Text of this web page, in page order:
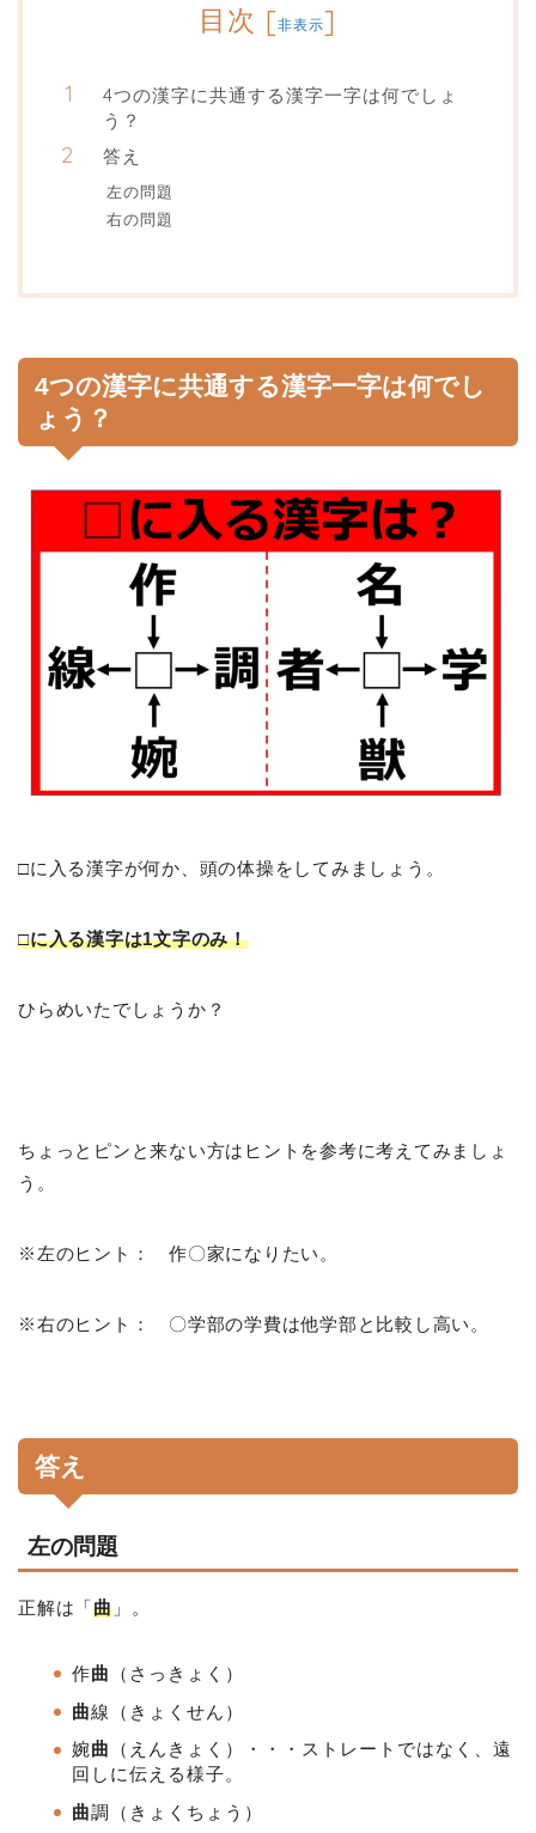
目次 [非表示]
4つの漢字に共通する漢字一字は何でしょ
う？
答え
左の問題
右の問題
4つの漢字に共通する漢字一字は何でし
ょう？
□に入る漢字が何か、頭の体操をしてみましょう。
□に入る漢字は1文字のみ！
ひらめいたでしょうか？
ちょっとピンと来ない方はヒントを参考に考えてみましょ
う。
※左のヒント： 作〇家になりたい。
※右のヒント： 〇学部の学費は他学部と比較し高い。
答え
左の問題
正解は「曲」。
作曲
（さっきょく）
曲線（きょくせん）
婉曲
（えんきょく）・・・ストレートではなく、遠
回しに伝える様子。
曲調 （きょくちょう）